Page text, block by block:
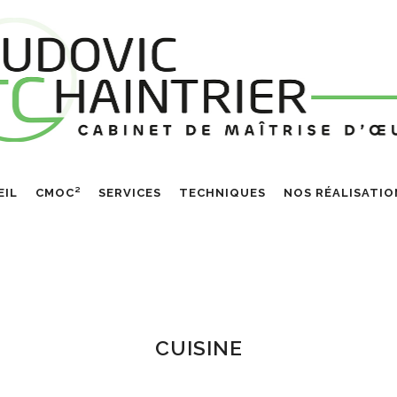
CMOC² SERVICES TECHNIQUES NOS
CUISINE